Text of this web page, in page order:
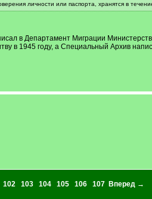
личности или паспорта, хранятся в
в Департамент Миграции
в 1945 году, а Специальный Архив
102 103 104 105 106 107
Вперед →